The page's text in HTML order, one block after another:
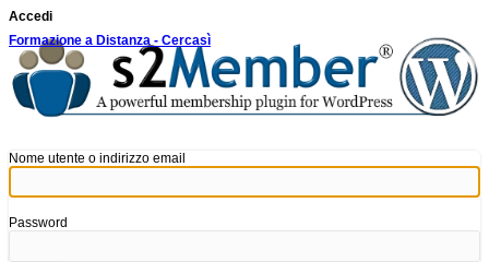
Accedi
Formazione a Distanza - Cercasì
Nome utente o indirizzo email
Password